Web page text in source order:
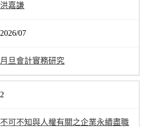
洪嘉謙
2026/07
月旦會計實務研究
2
不可不知與人權有關之企業永續盡職